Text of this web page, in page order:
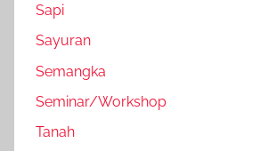
Sapi
Sayuran
Semangka
Seminar/Workshop
Tanah